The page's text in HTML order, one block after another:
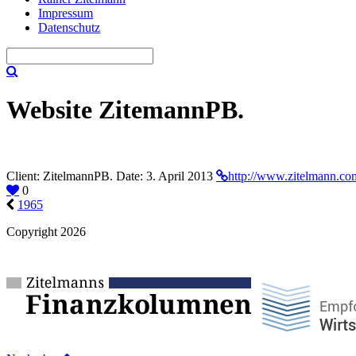
Impressum
Datenschutz
Website ZitemannPB.
Client: ZitelmannPB. Date: 3. April 2013
http://
0
1965
Copyright 2026